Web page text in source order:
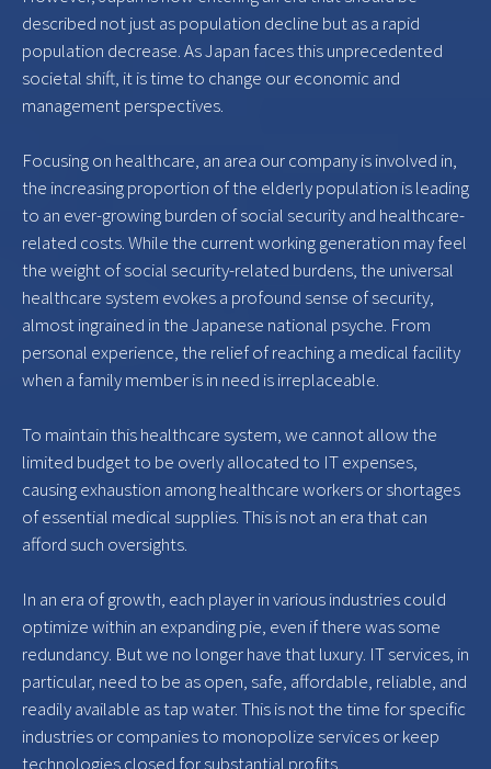
described not just as population decline but as a rapid
population decrease. As Japan faces this unprecedented
societal shift, it is time to change our economic and
management perspectives.
Focusing on healthcare, an area our company is involved in,
the increasing proportion of the elderly population is leading
to an ever-growing burden of social security and healthcare-
related costs. While the current working generation may feel
the weight of social security-related burdens, the universal
healthcare system evokes a profound sense of security,
almost ingrained in the Japanese national psyche. From
personal experience, the relief of reaching a medical facility
when a family member is in need is irreplaceable.
To maintain this healthcare system, we cannot allow the
limited budget to be overly allocated to IT expenses,
causing exhaustion among healthcare workers or shortages
of essential medical supplies. This is not an era that can
afford such oversights.
In an era of growth, each player in various industries could
optimize within an expanding pie, even if there was some
redundancy. But we no longer have that luxury. IT services, in
particular, need to be as open, safe, affordable, reliable, and
readily available as tap water. This is not the time for specific
industries or companies to monopolize services or keep
technologies closed for substantial profits.